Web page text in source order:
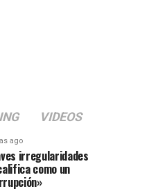
VIDEOS
ago
irregularidades
como un